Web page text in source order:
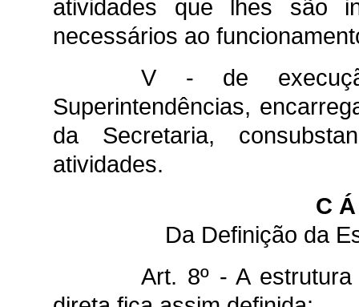
atividades que lhes são
necessários ao
V - de
Superintendências,
da Secretaria,
atividades.
C
Da Definição da
Art. 8º - A